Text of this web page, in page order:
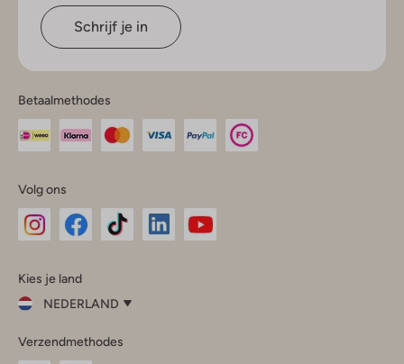
Schrijf je in
Betaalmethodes
Volg ons
InstagramFacebook
Kies je land
NEDERLAND
je
Verzendmethodes